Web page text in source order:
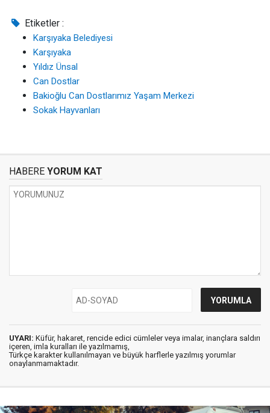
Etiketler :
Karşıyaka Belediyesi
Karşıyaka
Yıldız Ünsal
Can Dostlar
Bakioğlu Can Dostlarımız Yaşam Merkezi
Sokak Hayvanları
HABERE YORUM KAT
UYARI: Küfür, hakaret, rencide edici cümleler veya imalar, inançlara saldırı
içeren, imla kuralları ile yazılmamış,
Türkçe karakter kullanılmayan ve büyük harflerle yazılmış yorumlar
onaylanmamaktadır.